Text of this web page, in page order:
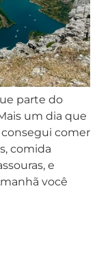
parte do
um dia que
comer
comida
e
você